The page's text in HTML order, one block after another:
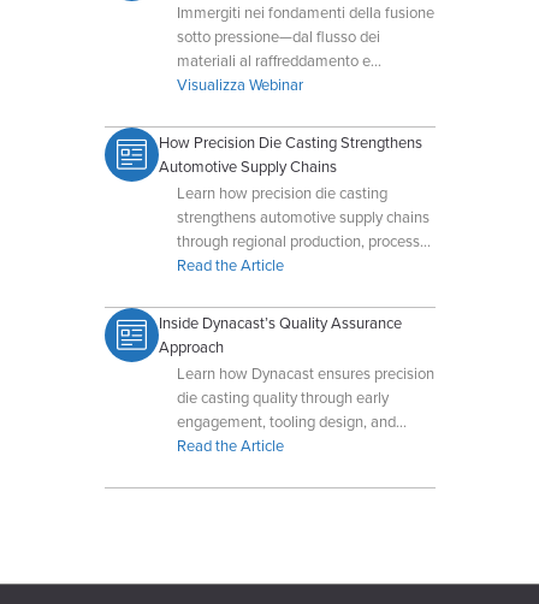
Immergiti nei fondamenti della fusione
sotto pressione—dal flusso dei
materiali al raffreddamento e
all'espulsione—in questa panoramica
Visualizza Webinar
How Precision Die Casting Strengthens
Automotive Supply Chains
Learn how precision die casting
strengthens automotive supply chains
through regional production, process
control, lightweighting, and reduced
Read the Article
Inside Dynacast’s Quality Assurance
Approach
Learn how Dynacast ensures precision
die casting quality through early
engagement, tooling design, and
advanced QA technologies.
Read the Article